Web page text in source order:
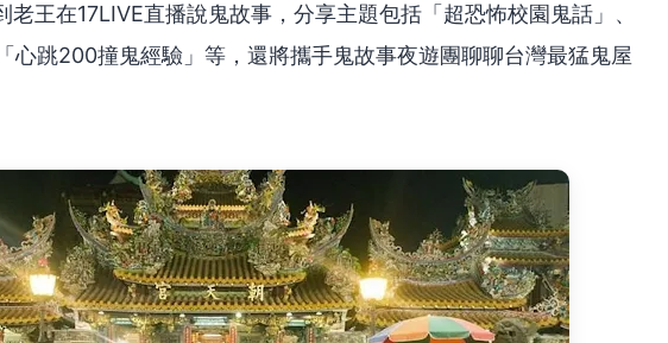
王在17LIVE直播說鬼故事，分享主題包括「超恐怖校園鬼話」、
心跳200撞鬼經驗」等，還將攜手鬼故事夜遊團聊聊台灣最猛鬼屋